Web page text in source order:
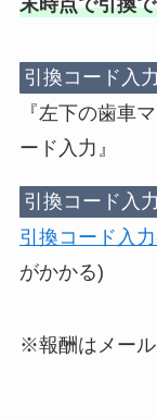
引換コード入
『左下の歯車
ード入力』
引換コード入
引換コード入
がかかる)
※報酬はメール